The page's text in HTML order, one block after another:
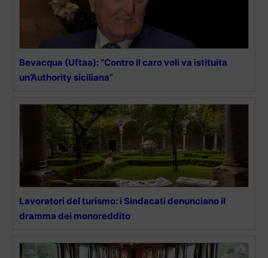
Bevacqua (Uftaa): “Contro il caro voli va istituita
un’Authority siciliana”
Lavoratori del turismo: i Sindacati denunciano il
dramma dei monoreddito